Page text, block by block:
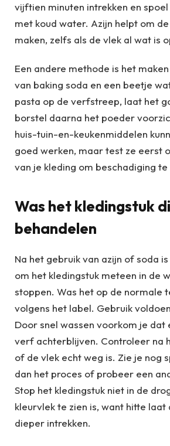
vijftien minuten intrekken en
met koud water. Azijn helpt om
maken, zelfs als de vlek al wat is
Een andere methode is het
van baking soda en een beetje
pasta op de verfstreep, laat het
borstel daarna het poeder
huis-tuin-en-keukenmiddelen
goed werken, maar test ze eerst
van je kleding om beschadiging
Was het kledingstuk
behandelen
Na het gebruik van azijn of soda
om het kledingstuk meteen in de
stoppen. Was het op de normale
volgens het label. Gebruik
Door snel wassen voorkom je dat
verf achterblijven. Controleer na
of de vlek echt weg is. Zie je nog
dan het proces of probeer een
Stop het kledingstuk niet in de
kleurvlek te zien is, want hitte laat
dieper intrekken.